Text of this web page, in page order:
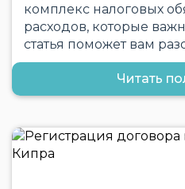
комплекс налоговых
расходов, которые
статья поможет вам
Читать